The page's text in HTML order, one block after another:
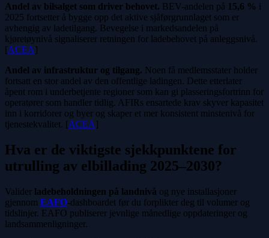
Andel av bilsalget som driver behovet. BEV-andelen på 15,6 % i
2025 fortsetter å bygge opp det aktive sjåførgrunnlaget som er
avhengig av ladetilgang. Bevegelse i markedsandelen på
kjøretøynivå signaliserer retningen for ladebehovet på anleggsnivå.
[ACEA]
Andel av infrastruktur og tilgang. Noen få medlemsstater holder
fortsatt en stor andel av den offentlige ladingen. Dette etterlater
åpent rom i underbetjente regioner som kan gi plasseringsfortrinn for
operatører som handler tidlig. AFIRs ensartede krav skyver kapasitet
inn i korridorer og byer og skaper et mer konsistent minstenivå for
tjenestekvalitet. [ACEA]
Hva er de viktigste sjekkpunktene for
utrulling av elbillading 2025–2030?
Valider ladebeholdningen på landnivå og nye installasjoner
gjennom EAFO-dashboardet før du forplikter deg til volumer og
tidslinjer. EAFO publiserer jevnlige månedlige oppdateringer og
landsammenligninger.